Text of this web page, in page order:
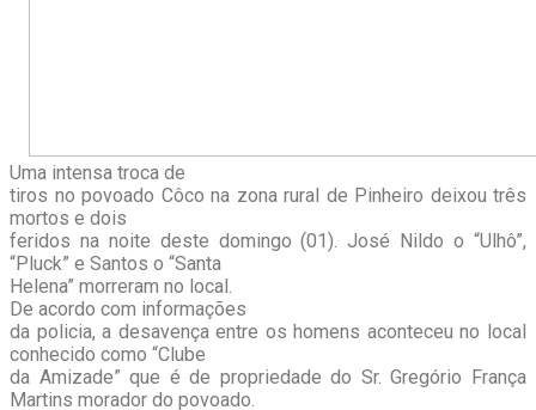
Uma intensa troca de
tiros no povoado Côco na zona rural de Pinheiro deixou três
mortos e dois
feridos na noite deste domingo (01). José Nildo o “Ulhô”,
“Pluck” e Santos o “Santa
Helena” morreram no local.
De acordo com informações
da policia, a desavença entre os homens aconteceu no local
conhecido como “Clube
da Amizade” que é de propriedade do Sr. Gregório França
Martins morador do povoado.